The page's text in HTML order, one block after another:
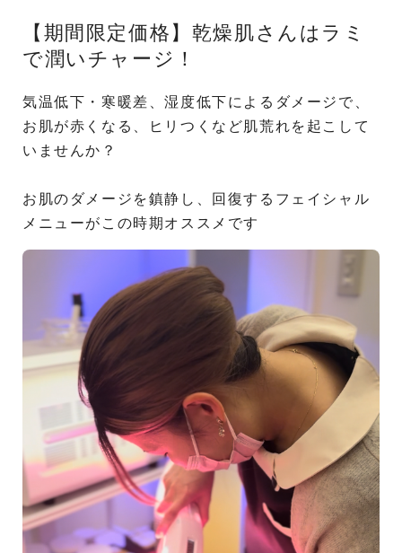
【期間限定価格】乾燥肌さんはラミ
で潤いチャージ！
気温低下・寒暖差、湿度低下によるダメージで、
お肌が赤くなる、ヒリつくなど肌荒れを起こして
いませんか？
お肌のダメージを鎮静し、回復するフェイシャル
メニューがこの時期オススメです